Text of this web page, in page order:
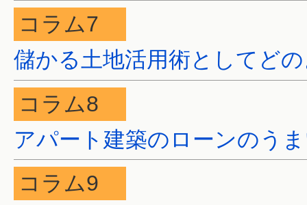
コラム7
儲かる土地活用術としてど
コラム8
アパート建築のローンのう
コラム9